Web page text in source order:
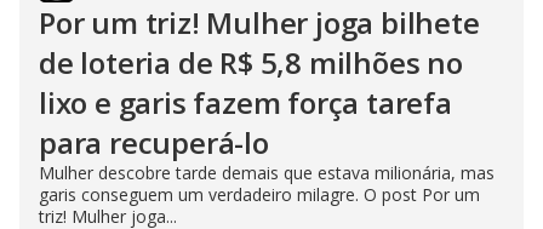
Por um triz! Mulher joga bilhete
de loteria de R$ 5,8 milhões no
lixo e garis fazem força tarefa
para recuperá-lo
Mulher descobre tarde demais que estava milionária, mas
garis conseguem um verdadeiro milagre. O post Por um
triz! Mulher joga...